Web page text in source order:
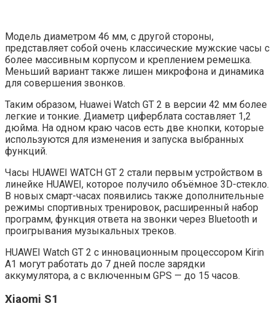
Модель диаметром 46 мм, с другой стороны,
представляет собой очень классические мужские часы с
более массивным корпусом и креплением ремешка.
Меньший вариант также лишен микрофона и динамика
для совершения звонков.
Таким образом, Huawei Watch GT 2 в версии 42 мм более
легкие и тонкие. Диаметр циферблата составляет 1,2
дюйма. На одном краю часов есть две кнопки, которые
используются для изменения и запуска выбранных
функций.
Часы HUAWEI WATCH GT 2 стали первым устройством в
линейке HUAWEI, которое получило объёмное 3D-стекло.
В новых смарт-часах появились также дополнительные
режимы спортивных тренировок, расширенный набор
программ, функция ответа на звонки через Bluetooth и
проигрывания музыкальных треков.
HUAWEI Watch GT 2 с инновационным процессором Kirin
A1 могут работать до 7 дней после зарядки
аккумулятора, а с включенным GPS — до 15 часов.
Xiaomi S1